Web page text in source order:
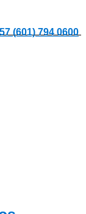
(601) 794 0600